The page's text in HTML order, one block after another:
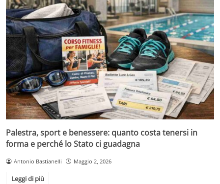
Palestra, sport e benessere: quanto costa tenersi in
forma e perché lo Stato ci guadagna
Antonio Bastianelli Maggio 2, 2026
Leggi di più